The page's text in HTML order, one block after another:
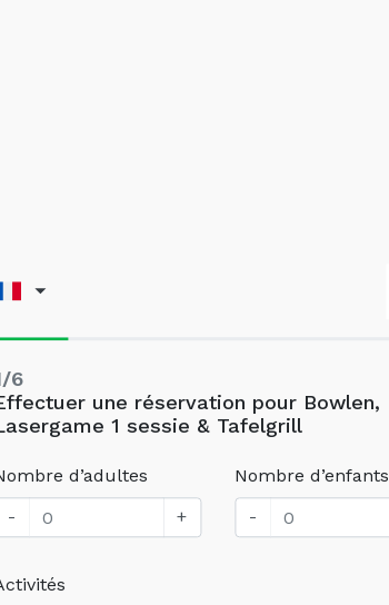
6
une réservation pour Bowlen,
1 sessie & Tafelgrill
d’adultes
-
+
Nombre d’enfants
-